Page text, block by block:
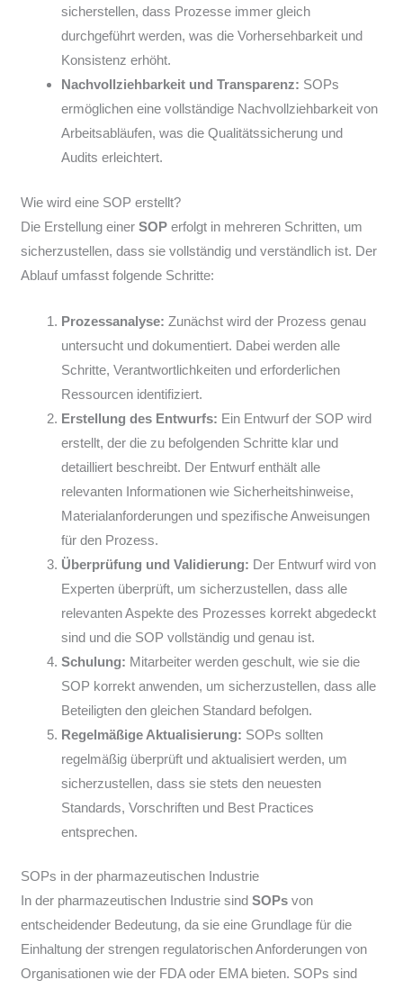
sicherstellen, dass Prozesse immer gleich
durchgeführt werden, was die Vorhersehbarkeit und
Konsistenz erhöht.
Nachvollziehbarkeit und Transparenz: SOPs
ermöglichen eine vollständige Nachvollziehbarkeit von
Arbeitsabläufen, was die Qualitätssicherung und
Audits erleichtert.
Wie wird eine SOP erstellt?
Die Erstellung einerSOP erfolgt in mehreren Schritten, um
sicherzustellen, dass sie vollständig und verständlich ist. Der
Ablauf umfasst folgende Schritte:
Prozessanalyse: Zunächst wird der Prozess genau
untersucht und dokumentiert. Dabei werden alle
Schritte, Verantwortlichkeiten und erforderlichen
Ressourcen identifiziert.
Erstellung des Entwurfs: Ein Entwurf der SOP wird
erstellt, der die zu befolgenden Schritte klar und
detailliert beschreibt. Der Entwurf enthält alle
relevanten Informationen wie Sicherheitshinweise,
Materialanforderungen und spezifische Anweisungen
für den Prozess.
Überprüfung und Validierung: Der Entwurf wird von
Experten überprüft, um sicherzustellen, dass alle
relevanten Aspekte des Prozesses korrekt abgedeckt
sind und die SOP vollständig und genau ist.
Schulung: Mitarbeiter werden geschult, wie sie die
SOP korrekt anwenden, um sicherzustellen, dass alle
Beteiligten den gleichen Standard befolgen.
Regelmäßige Aktualisierung: SOPs sollten
regelmäßig überprüft und aktualisiert werden, um
sicherzustellen, dass sie stets den neuesten
Standards, Vorschriften und Best Practices
entsprechen.
SOPs in der pharmazeutischen Industrie
In der pharmazeutischen Industrie sindSOPs von
entscheidender Bedeutung, da sie eine Grundlage für die
Einhaltung der strengen regulatorischen Anforderungen von
Organisationen wie der FDA oder EMA bieten. SOPs sind